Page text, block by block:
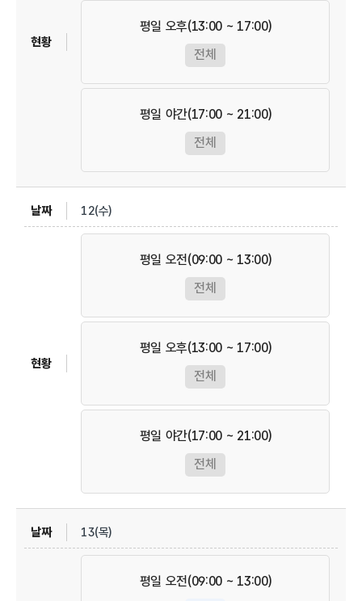
평일 오후(13:00 ~ 17:00)
전체
평일 야간(17:00 ~ 21:00)
전체
12(수)
평일 오전(09:00 ~ 13:00)
전체
평일 오후(13:00 ~ 17:00)
전체
평일 야간(17:00 ~ 21:00)
전체
13(목)
평일 오전(09:00 ~ 13:00)